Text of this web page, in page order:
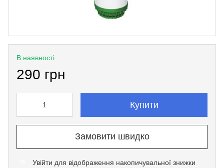
В наявності
290 грн
Купити
Замовити швидко
Увійти для відображення накопичувальної знижки